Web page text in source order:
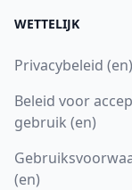
WETTELIJK
Privacybeleid (en)
Beleid voor
gebruik (en)
(en)